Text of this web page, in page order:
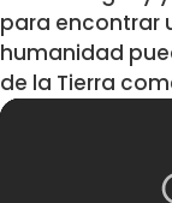
para encontrar
humanidad
de la Tierra